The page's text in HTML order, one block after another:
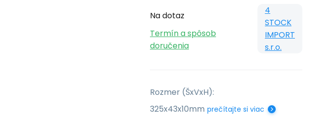
Na dotaz
Termín a spôsob
doručenia
4
STOCK
IMPORT
s.r.o.
Rozmer (ŠxVxH):
325x43x10mm prečítajte si viac